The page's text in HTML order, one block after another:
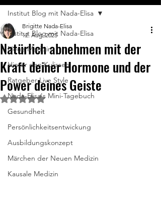
Institut Blog mit Nada-Elisa
Neue Medizin
Hinter den Kulissen
Ratgeber Live Style
Nada-Elisa's Mini-Tagebuch
Gesundheit
Persönlichkeitsentwickung
Ausbildungskonzept
Märchen der Neuen Medizin
Kausale Medizin
Institut Blog mit Nada-Elisa
Natürlich abnehmen mit der
Kraft deiner Hormone und der
Power deines Geiste
Brigitte Nada-Elisa
12. Aug. 2025
Mit NaN von 5 Sternen bewertet.